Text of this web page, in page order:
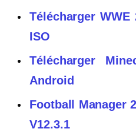
Télécharger WWE
ISO
Télécharger
Android
Football Manager
V12.3.1